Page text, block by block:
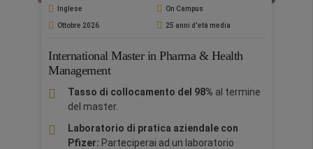
Inglese On Campus
Ottobre 2026 25 anni d'età media
International Master in Pharma & Health
Management​
Tasso di collocamento del 98% al termine
del master.
Laboratorio di pratica aziendale con
Pfizer: Parteciperai ad un laboratorio